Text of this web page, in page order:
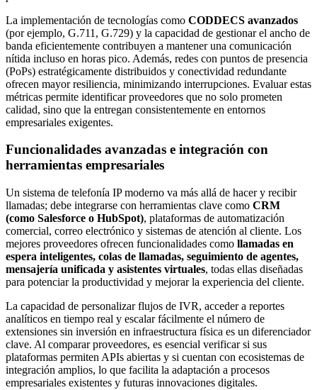
La implementación de tecnologías como CODDECS avanzados
(por ejemplo, G.711, G.729) y la capacidad de gestionar el ancho de
banda eficientemente contribuyen a mantener una comunicación
nítida incluso en horas pico. Además, redes con puntos de presencia
(PoPs) estratégicamente distribuidos y conectividad redundante
ofrecen mayor resiliencia, minimizando interrupciones. Evaluar estas
métricas permite identificar proveedores que no solo prometen
calidad, sino que la entregan consistentemente en entornos
empresariales exigentes.
Funcionalidades avanzadas e integración con
herramientas empresariales
Un sistema de telefonía IP moderno va más allá de hacer y recibir
llamadas; debe integrarse con herramientas clave como CRM
(como Salesforce o HubSpot), plataformas de automatización
comercial, correo electrónico y sistemas de atención al cliente. Los
mejores proveedores ofrecen funcionalidades como llamadas en
espera inteligentes, colas de llamadas, seguimiento de agentes,
mensajería unificada y asistentes virtuales, todas ellas diseñadas
para potenciar la productividad y mejorar la experiencia del cliente.
La capacidad de personalizar flujos de IVR, acceder a reportes
analíticos en tiempo real y escalar fácilmente el número de
extensiones sin inversión en infraestructura física es un diferenciador
clave. Al comparar proveedores, es esencial verificar si sus
plataformas permiten APIs abiertas y si cuentan con ecosistemas de
integración amplios, lo que facilita la adaptación a procesos
empresariales existentes y futuras innovaciones digitales.